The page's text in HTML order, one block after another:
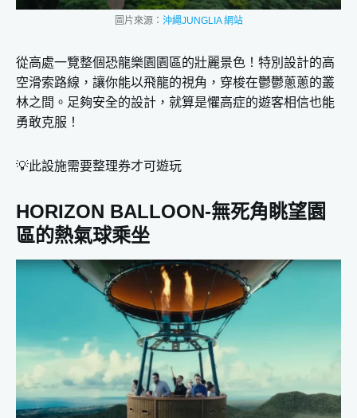
圖片來源： 沖繩JUNGLIA 網站
從高處一覽整個恐龍樂園園區的壯麗景色！特別設計的高
空滑索路線，讓你能以飛龍的視角，穿梭在鬱鬱蔥蔥的叢
林之間。足夠安全的設計，就算是懼高症的遊客相信也能
勇敢克服！
💡此設施需要整理券才可遊玩
HORIZON BALLOON-無死角眺望園
區的熱氣球乘坐